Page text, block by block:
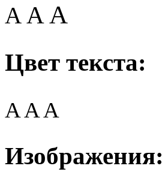
A AA
Цвет текста:
AAA
Изображения: